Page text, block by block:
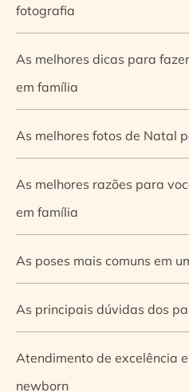
fotografia
As melhores dicas para
em família
As melhores fotos de Natal
As melhores razões para
em família
As poses mais comuns em
As principais dúvidas dos
Atendimento de excelência
newborn